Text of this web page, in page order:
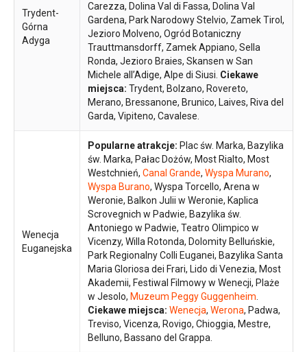
Trydent-
Górna
Adyga
Carezza, Dolina Val di Fassa, Dolina Val
Gardena, Park Narodowy Stelvio, Zamek Tirol,
Jezioro Molveno, Ogród Botaniczny
Trauttmansdorff, Zamek Appiano, Sella
Ronda, Jezioro Braies, Skansen w San
Michele all’Adige, Alpe di Siusi. Ciekawe
miejsca: Trydent, Bolzano, Rovereto,
Merano, Bressanone, Brunico, Laives, Riva del
Garda, Vipiteno, Cavalese.
Wenecja
Euganejska
Popularne atrakcje: Plac św. Marka, Bazylika
św. Marka, Pałac Dożów, Most Rialto, Most
Westchnień, Canal Grande, Wyspa Murano,
Wyspa Burano, Wyspa Torcello, Arena w
Weronie, Balkon Julii w Weronie, Kaplica
Scrovegnich w Padwie, Bazylika św.
Antoniego w Padwie, Teatro Olimpico w
Vicenzy, Willa Rotonda, Dolomity Belluńskie,
Park Regionalny Colli Euganei, Bazylika Santa
Maria Gloriosa dei Frari, Lido di Venezia, Most
Akademii, Festiwal Filmowy w Wenecji, Plaże
w Jesolo, Muzeum Peggy Guggenheim.
Ciekawe miejsca: Wenecja, Werona, Padwa,
Treviso, Vicenza, Rovigo, Chioggia, Mestre,
Belluno, Bassano del Grappa.